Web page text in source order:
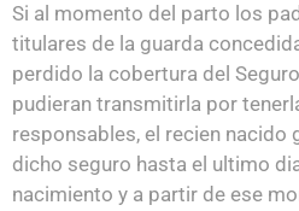
Si al momento del parto los
titulares de la guarda
perdido la cobertura del
pudieran transmitirla por
responsables, el recien nacido
dicho seguro hasta el ultimo
nacimiento y a partir de ese